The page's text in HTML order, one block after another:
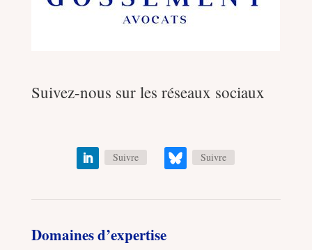
Suivez-nous sur les réseaux sociaux
Suivre Suivre
Domaines d’expertise